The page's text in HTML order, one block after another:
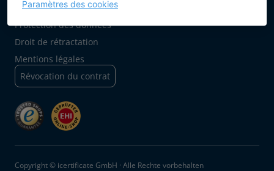
AGB
Protection des données
Droit de rétractation
Mentions légales
Révocation du contrat
Copyright © icertificate GmbH · Alle Rechte vorbehalten
Paramètres des cookies